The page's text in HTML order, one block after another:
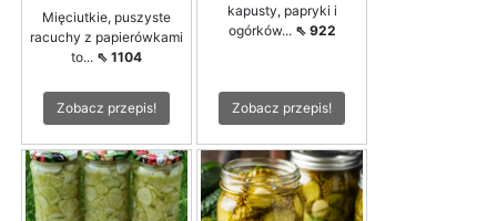
Mięciutkie, puszyste
racuchy z papierówkami
to... ⇖ 1104
Zobacz przepis!
kapusty, papryki i
ogórków... ⇖ 922
Zobacz przepis!